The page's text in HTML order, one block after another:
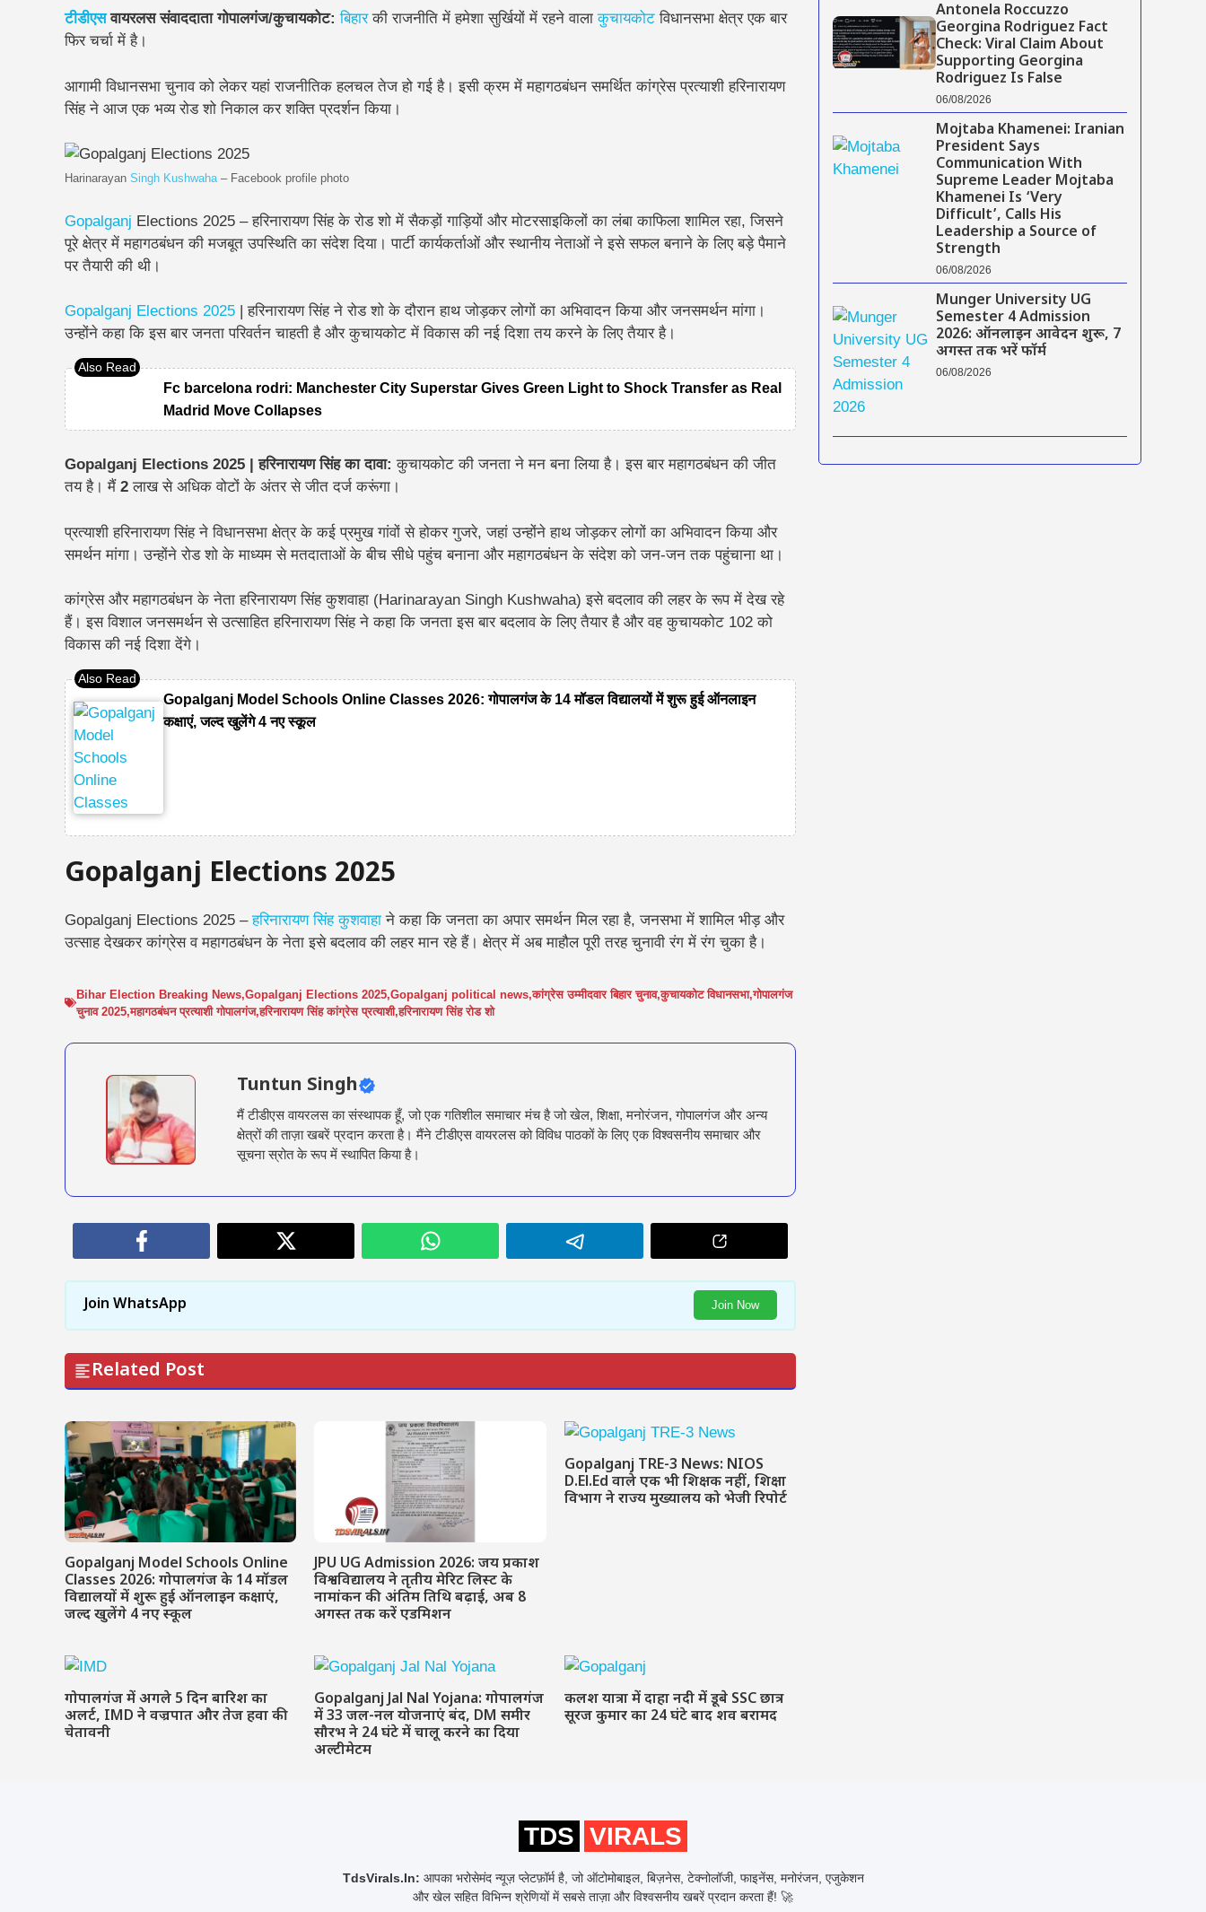
टीडीएसवायरलस संवाददाता गोपालगंज/कुचायकोट:बिहारकी राजनीति में हमेशा सुर्खियों में रहने वालाकुचायकोट विधानसभा क्षेत्रएक बार
फिर चर्चा में है।
आगामी विधानसभा चुनाव को लेकर यहां राजनीतिक हलचल तेज हो गई है। इसी क्रम मेंमहागठबंधन समर्थित कांग्रेस प्रत्याशी हरिनारायण
सिंहने आज एक भव्य रोड शो निकाल कर शक्ति प्रदर्शन किया।
Harinarayan Singh Kushwaha– Facebook profile photo
Gopalganj Elections 2025 – हरिनारायण सिंह के रोड शो में सैकड़ों गाड़ियों और मोटरसाइकिलों का लंबा काफिला शामिल रहा, जिसने
पूरे क्षेत्र में महागठबंधन की मजबूत उपस्थिति का संदेश दिया। पार्टी कार्यकर्ताओं और स्थानीय नेताओं ने इसे सफल बनाने के लिए बड़े पैमाने
पर तैयारी की थी।
Gopalganj Elections 2025 | हरिनारायण सिंह ने रोड शो के दौरान हाथ जोड़कर लोगों का अभिवादन किया और जनसमर्थन मांगा।
उन्होंने कहा कि इस बार जनता परिवर्तन चाहती है और कुचायकोट में विकास की नई दिशा तय करने के लिए तैयार है।
Fc barcelona rodri: Manchester City Superstar Gives Green Light to Shock Transfer as Real
Madrid Move Collapses
Gopalganj Elections 2025 | हरिनारायण सिंह का दावा:कुचायकोट की जनता ने मन बना लिया है। इस बार महागठबंधन की जीत
तय है। मैं 2लाख से अधिक वोटों के अंतरसे जीत दर्ज करूंगा।
प्रत्याशी हरिनारायण सिंह ने विधानसभा क्षेत्र के कई प्रमुख गांवों से होकर गुजरे, जहां उन्होंने हाथ जोड़कर लोगों का अभिवादन किया और
समर्थन मांगा। उन्होंने रोड शो के माध्यम से मतदाताओं के बीच सीधे पहुंच बनाना और महागठबंधन के संदेश को जन-जन तक पहुंचाना था।
कांग्रेस और महागठबंधन के नेता हरिनारायण सिंह कुशवाहा (Harinarayan Singh Kushwaha) इसे बदलाव की लहर के रूप में देख रहे
हैं। इस विशाल जनसमर्थन से उत्साहित हरिनारायण सिंह ने कहा कि जनता इस बार बदलाव के लिए तैयार है और वह कुचायकोट 102 को
विकास की नई दिशा देंगे।
Gopalganj Model Schools Online Classes 2026: गोपालगंज के 14 मॉडल विद्यालयों में शुरू हुई ऑनलाइन
कक्षाएं, जल्द खुलेंगे 4 नए स्कूल
Gopalganj Elections 2025
Gopalganj Elections 2025 –हरिनारायण सिंह कुशवाहा ने कहा कि जनता का अपार समर्थन मिल रहा है,जनसभा में शामिल भीड़ और
उत्साह देखकर कांग्रेस व महागठबंधन के नेता इसेबदलाव की लहरमान रहे हैं। क्षेत्र में अब माहौल पूरी तरह चुनावी रंग में रंग चुका है।
Bihar Election Breaking News,Gopalganj Elections 2025,Gopalganj political news,कांग्रेस उम्मीदवार बिहार चुनाव,कुचायकोट विधानसभा,गोपालगंज
चुनाव 2025,महागठबंधन प्रत्याशी गोपालगंज,हरिनारायण सिंह कांग्रेस प्रत्याशी,हरिनारायण सिंह रोड शो
Tuntun Singh
मैं टीडीएस वायरलस का संस्थापक हूँ, जो एक गतिशील समाचार मंच है जो खेल, शिक्षा, मनोरंजन, गोपालगंज और अन्य
क्षेत्रों की ताज़ा खबरें प्रदान करता है। मैंने टीडीएस वायरलस को विविध पाठकों के लिए एक विश्वसनीय समाचार और
सूचना स्रोत के रूप में स्थापित किया है।
Join WhatsApp Join Now
Related Post
Gopalganj Model Schools Online
Classes 2026: गोपालगंज के 14 मॉडल
विद्यालयों में शुरू हुई ऑनलाइन कक्षाएं,
जल्द खुलेंगे 4 नए स्कूल
JPU UG Admission 2026: जय प्रकाश
विश्वविद्यालय ने तृतीय मेरिट लिस्ट के
नामांकन की अंतिम तिथि बढ़ाई, अब 8
अगस्त तक करें एडमिशन
Gopalganj TRE-3 News: NIOS
D.El.Ed वाले एक भी शिक्षक नहीं, शिक्षा
विभाग ने राज्य मुख्यालय को भेजी रिपोर्ट
गोपालगंज में अगले 5 दिन बारिश का
अलर्ट, IMD ने वज्रपात और तेज हवा की
चेतावनी
Gopalganj Jal Nal Yojana: गोपालगंज
में 33 जल-नल योजनाएं बंद, DM समीर
सौरभ ने 24 घंटे में चालू करने का दिया
अल्टीमेटम
कलश यात्रा में दाहा नदी में डूबे SSC छात्र
सूरज कुमार का 24 घंटे बाद शव बरामद
Antonela Roccuzzo
Georgina Rodriguez Fact
Check: Viral Claim About
Supporting Georgina
Rodriguez Is False
06/08/2026
Mojtaba Khamenei: Iranian
President Says
Communication With
Supreme Leader Mojtaba
Khamenei Is ‘Very
Difficult’, Calls His
Leadership a Source of
Strength
06/08/2026
Munger University UG
Semester 4 Admission
2026: ऑनलाइन आवेदन शुरू, 7
अगस्त तक भरें फॉर्म
06/08/2026
TDS VIRALS
TdsVirals.In: आपका भरोसेमंद न्यूज़ प्लेटफ़ॉर्म है, जो ऑटोमोबाइल, बिज़नेस, टेक्नोलॉजी, फाइनेंस, मनोरंजन, एजुकेशन
और खेल सहित विभिन्न श्रेणियों में सबसे ताज़ा और विश्वसनीय खबरें प्रदान करता हैं! 🚀